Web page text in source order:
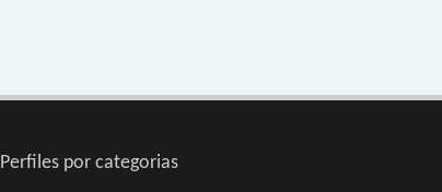
Perfiles por categorias